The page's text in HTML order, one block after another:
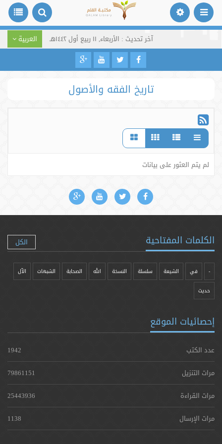
آخر تحديث : الأربعاء, ١١ ربيع أول ١٤٤٢هـ العربية
تاريخ الفقه والأصول
لم يتم العثور على بيانات
الكلمات المفتاحية الكل
- في الشيعة سلسلة النسخة الله الصحابة الشبهات الآل
حدیث
إحصائيات الموقع
عدد الكتب
1942
مرات التنزيل
79861151
مرات القراءة
25443936
مرات الإرسال
1138